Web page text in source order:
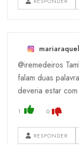
@iremedeiros
falam duas
deveria estar
1 0
RESPONDER